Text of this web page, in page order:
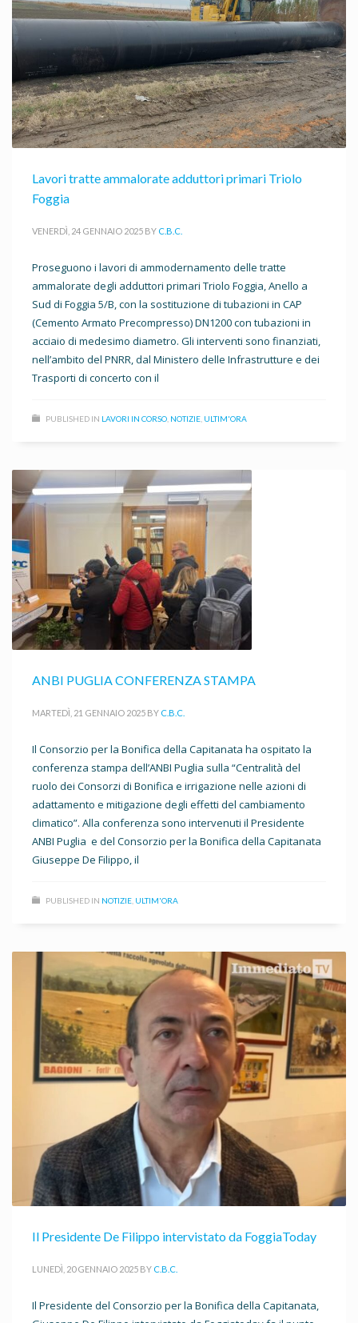
Lavori tratte ammalorate adduttori primari Triolo
Foggia
VENERDÌ, 24 GENNAIO 2025 BY C.B.C.
Proseguono i lavori di ammodernamento delle tratte
ammalorate degli adduttori primari Triolo Foggia, Anello a
Sud di Foggia 5/B, con la sostituzione di tubazioni in CAP
(Cemento Armato Precompresso) DN1200 con tubazioni in
acciaio di medesimo diametro. Gli interventi sono finanziati,
nell’ambito del PNRR, dal Ministero delle Infrastrutture e dei
Trasporti di concerto con il
PUBLISHED IN LAVORI IN CORSO NOTIZIE ULTIM'ORA
ANBI PUGLIA CONFERENZA STAMPA
MARTEDÌ, 21 GENNAIO 2025 BY C.B.C.
Il Consorzio per la Bonifica della Capitanata ha ospitato la
conferenza stampa dell’ANBI Puglia sulla “Centralità del
ruolo dei Consorzi di Bonifica e irrigazione nelle azioni di
adattamento e mitigazione degli effetti del cambiamento
climatico”. Alla conferenza sono intervenuti il Presidente
ANBI Puglia e del Consorzio per la Bonifica della Capitanata
Giuseppe De Filippo, il
PUBLISHED IN NOTIZIE ULTIM'ORA
Il Presidente De Filippo intervistato da FoggiaToday
LUNEDÌ, 20 GENNAIO 2025 BY C.B.C.
Il Presidente del Consorzio per la Bonifica della Capitanata,